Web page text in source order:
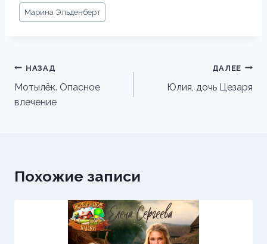
Метки
записи:
Марина Эльденберт
Навигация
по
записям
НАЗАД
Мотылёк. Опасное
влечение
ДАЛЕЕ
Юлия, дочь Цезаря
Похожие записи